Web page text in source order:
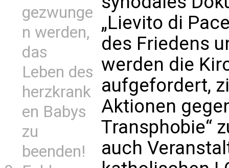
gezwunge
n werden,
das
Leben des
herzkrank
en Babys
zu
beenden!
„Lievito di
des Friedens
werden die
aufgefordert,
Aktionen
Transphobie“
auch